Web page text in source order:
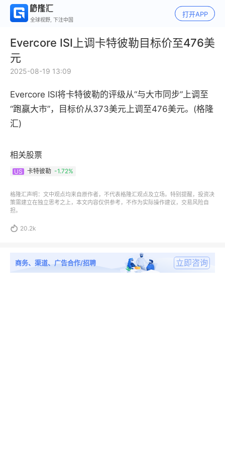
全球视野, 下注中国
打开APP
Evercore ISI上调卡特彼勒目标价至476美
元
2025-08-19 13:09
Evercore ISI将卡特彼勒的评级从“与大市同步”上调至
“跑赢大市”，目标价从373美元上调至476美元。(格隆
汇)
相关股票
US 卡特彼勒 -1.72%
格隆汇声明：文中观点均来自原作者，不代表格隆汇观点及立场。特别提醒，投资决
策需建立在独立思考之上，本文内容仅供参考，不作为实际操作建议，交易风险自
担。
 20.2k
商务、渠道、广告合作/招聘 立即咨询